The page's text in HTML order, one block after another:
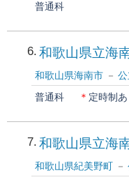
普通科
6 和歌山県立海
和歌山県海南市
普通科
＊ 定時制あ
7 和歌山県立海
和歌山県紀美野町